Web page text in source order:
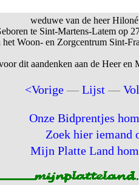
weduwe van de heer
te Sint-Martens-Latem op
Woon- en Zorgcentrum Sint-
dit aandenken aan de Heer
<Vorige —Lijst —
Onze Bidprentjes
Zoek hier iemand
Mijn Platte Land